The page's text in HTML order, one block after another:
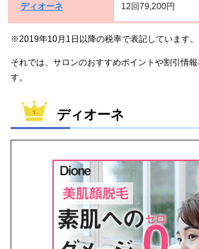
ディオーネ 12回79,200円
※2019年10月1日以降の税率で表記しています。
それでは、サロンのおすすめポイントや割引情
す。
ディオーネ